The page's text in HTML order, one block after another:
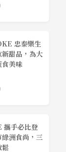
忠泰樂生
甜品，為大
美味
攜手必比登
綠洲食尚，三
鬆